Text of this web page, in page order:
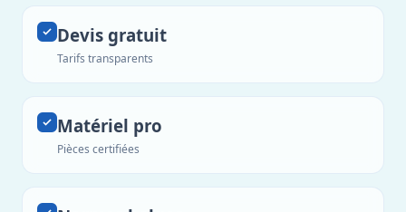
Devis gratuit
Tarifs transparents
Matériel pro
Pièces certifiées